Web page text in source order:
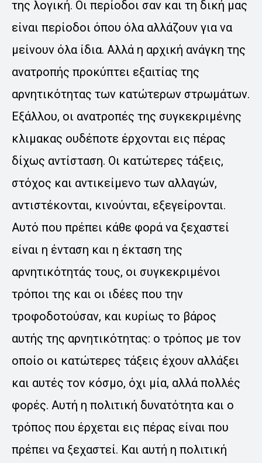
της λογική. Οι περίοδοι σαν και τη δική μας
είναι περίοδοι όπου όλα αλλάζουν για να
μείνουν όλα ίδια. Αλλά η αρχική ανάγκη της
ανατροπής προκύπτει εξαιτίας της
αρνητικότητας των κατώτερων στρωμάτων.
Εξάλλου, οι ανατροπές της συγκεκριμένης
κλιμακας ουδέποτε έρχονται εις πέρας
δίχως αντίσταση. Οι κατώτερες τάξεις,
στόχος και αντικείμενο των αλλαγών,
αντιστέκονται, κινούνται, εξεγείρονται.
Αυτό που πρέπει κάθε φορά να ξεχαστεί
είναι η ένταση και η έκταση της
αρνητικότητάς τους, οι συγκεκριμένοι
τρόποι της και οι ιδέες που την
τροφοδοτούσαν, και κυρίως το βάρος
αυτής της αρνητικότητας: ο τρόπος με τον
οποίο οι κατώτερες τάξεις έχουν αλλάξει
και αυτές τον κόσμο, όχι μία, αλλά πολλές
φορές. Αυτή η πολιτική δυνατότητα και ο
τρόπος που έρχεται εις πέρας είναι που
πρέπει να ξεχαστεί. Και αυτή η πολιτική